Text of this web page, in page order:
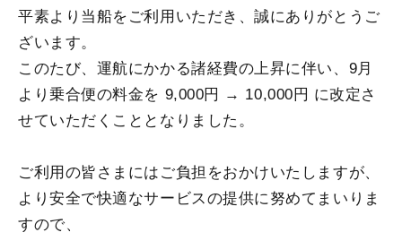
平素より当船をご利用いただき、誠にありがとうご
ざいます。
このたび、運航にかかる諸経費の上昇に伴い、9月
より乗合便の料金を 9,000円 → 10,000円 に改定さ
せていただくこととなりました。
ご利用の皆さまにはご負担をおかけいたしますが、
より安全で快適なサービスの提供に努めてまいりま
すので、